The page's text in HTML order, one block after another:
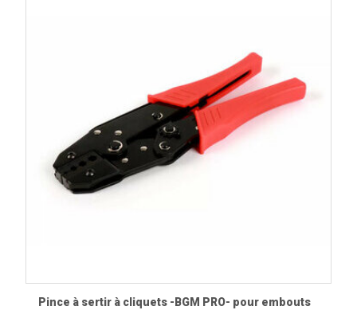
Pince à sertir à cliquets -BGM PRO- pour embouts